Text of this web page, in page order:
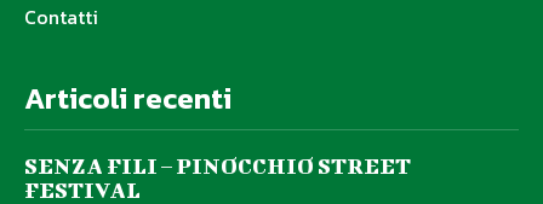
Contatti
Articoli recenti
SENZA FILI – PINOCCHIO STREET
FESTIVAL